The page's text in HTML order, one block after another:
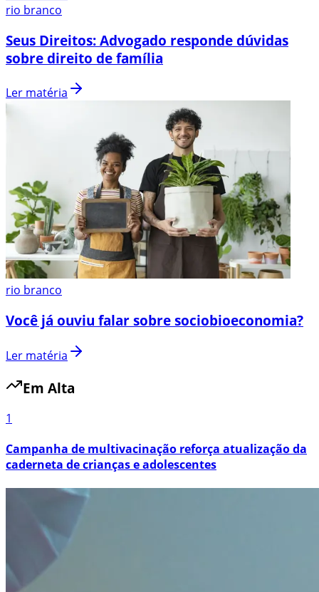
rio branco
Seus Direitos: Advogado responde dúvidas
sobre direito de família
Ler matéria
rio branco
Você já ouviu falar sobre sociobioeconomia?
Ler matéria
Em Alta
1
Campanha de multivacinação reforça atualização da
caderneta de crianças e adolescentes